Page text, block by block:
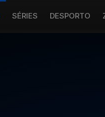
SÉRIES DESPORTO